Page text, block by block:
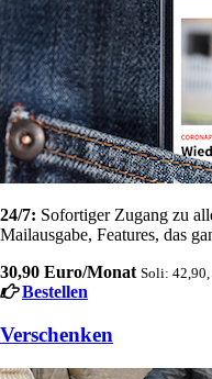
24/7: Sofortiger Zugang zu
Mailausgabe, Features, das
30,90 Euro/Monat Soli:
Bestellen
Verschenken